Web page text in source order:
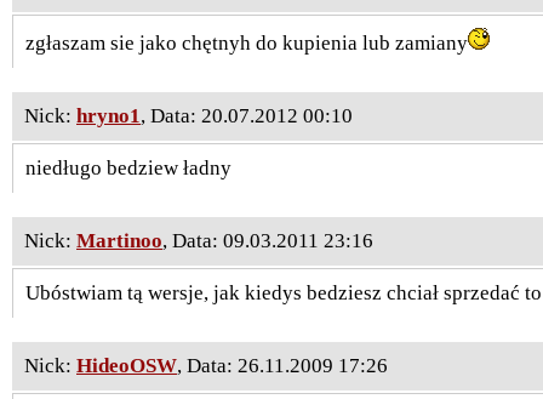
zgłaszam sie jako chętnyh do kupienia lub zamiany
Nick: hryno1, Data: 20.07.2012 00:10
niedługo bedziew ładny
Nick: Martinoo, Data: 09.03.2011 23:16
Ubóstwiam tą wersje, jak kiedys bedziesz chciał sprzedać
Nick: HideoOSW, Data: 26.11.2009 17:26